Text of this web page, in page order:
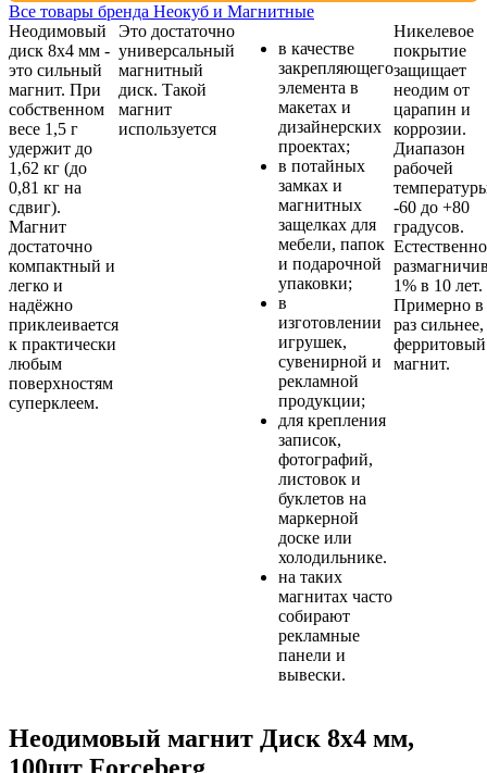
Все товары бренда Неокуб и Магнитные
Неодимовый
диск 8х4 мм -
это сильный
магнит. При
собственном
весе 1,5 г
удержит до
1,62 кг (до
0,81 кг на
сдвиг).
Магнит
достаточно
компактный и
легко и
надёжно
приклеивается
к практически
любым
поверхностям
суперклеем.
Это достаточно
универсальный
магнитный
диск. Такой
магнит
используется
в качестве
закрепляющего
элемента в
макетах и
дизайнерских
проектах;
в потайных
замках и
магнитных
защелках для
мебели, папок
и подарочной
упаковки;
в
изготовлении
игрушек,
сувенирной и
рекламной
продукции;
для крепления
записок,
фотографий,
листовок и
буклетов на
маркерной
доске или
холодильнике.
на таких
магнитах часто
собирают
рекламные
панели и
вывески.
Никелевое
покрытие
защищает
неодим от
царапин и
коррозии.
Диапазон
рабочей
-60 до +80
градусов.
1% в 10 лет.
Примерно в
раз
ферритовый
магнит.
Неодимовый магнит Диск 8х4 мм,
100шт Forceberg